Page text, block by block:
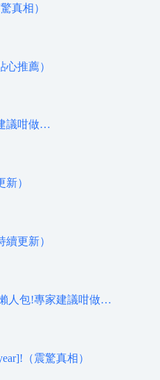
真相）
推薦）
議咁做…
）
更新）
人包!專家建議咁做…
（震驚真相）